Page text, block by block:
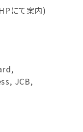
にて案内)
JCB,